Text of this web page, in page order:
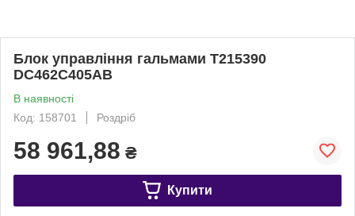
Блок управління гальмами T215390
DC462C405AB
В наявності
Код: 158701
Роздріб
58 961,88 ₴
Купити